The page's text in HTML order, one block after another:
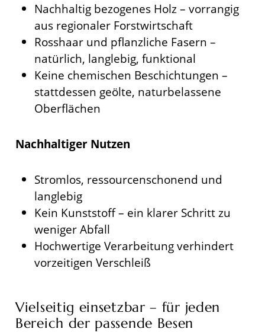
Nachhaltig bezogenes Holz – vorrangig
aus regionaler Forstwirtschaft
Rosshaar und pflanzliche Fasern –
natürlich, langlebig, funktional
Keine chemischen Beschichtungen –
stattdessen geölte, naturbelassene
Oberflächen
Nachhaltiger Nutzen
Stromlos, ressourcenschonend und
langlebig
Kein Kunststoff – ein klarer Schritt zu
weniger Abfall
Hochwertige Verarbeitung verhindert
vorzeitigen Verschleiß
Vielseitig einsetzbar – für jeden
Bereich der passende Besen